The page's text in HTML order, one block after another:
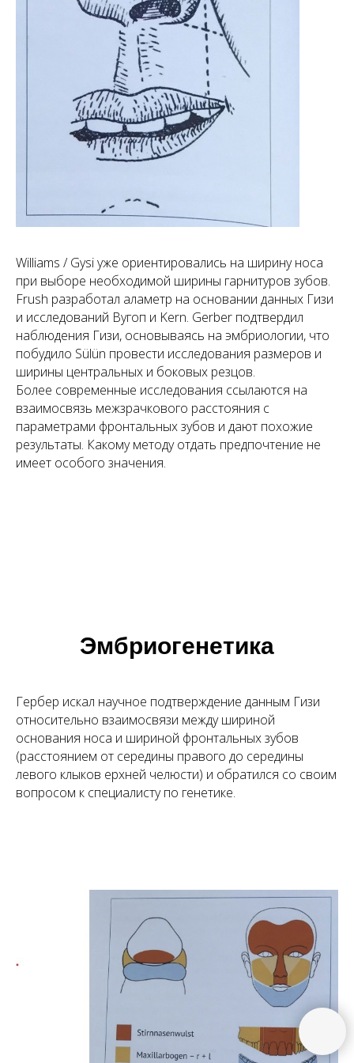
Williams / Gysi уже ориентировались на ширину носа
при выборе необходимой ширины гарнитуров зубов.
Frush разработал аламетр на основании данных Гизи
и исследований Вугоп и Kern. Gerber подтвердил
наблюдения Гизи, основываясь на эмбриологии, что
побудило Sülün провести исследования размеров и
ширины центральных и боковых резцов.
Более современные исследования ссылаются на
взаимосвязь межзрачкового расстояния с
параметрами фронтальных зубов и дают похожие
результаты. Какому методу отдать предпочтение не
имеет особого значения.
Эмбриогенетика
Гербер искал научное подтверждение данным Гизи
относительно взаимосвязи между шириной
основания носа и шириной фронтальных зубов
(расстоянием от середины правого до середины
левого клыков ерхней челюсти) и обратился со своим
вопросом к специалисту по генетике.
политика конфиденциальности